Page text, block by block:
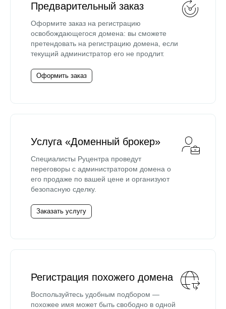
Предварительный заказ
Оформите заказ на регистрацию
освобождающегося домена: вы сможете
претендовать на регистрацию домена, если
текущий администратор его не продлит.
Оформить заказ
Услуга «Доменный брокер»
Специалисты Руцентра проведут
переговоры с администратором домена о
его продаже по вашей цене и организуют
безопасную сделку.
Заказать услугу
Регистрация похожего домена
Воспользуйтесь удобным подбором —
похожее имя может быть свободно в одной